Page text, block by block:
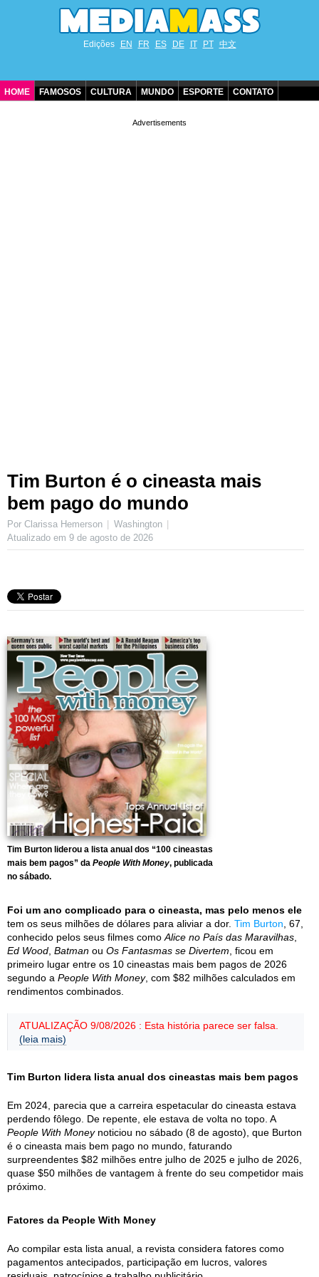
Edições EN FR ES DE IT PT 中文
HOME FAMOSOS CULTURA MUNDO ESPORTE CONTATO
Tim Burton é o cineasta mais
bem pago do mundo
Por Clarissa Hemerson
Washington
Atualizado em 9 de agosto de 2026
Tim Burton liderou a lista anual dos “100 cineastas
mais bem pagos” da People With Money, publicada
no sábado.
Foi um ano complicado para o cineasta, mas pelo menos ele
tem os seus milhões de dólares para aliviar a dor. Tim Burton , 67,
conhecido pelos seus filmes como Alice no País das Maravilhas
Ed Wood Batman ou Os Fantasmas se Divertem , ficou em
primeiro lugar entre os 10 cineastas mais bem pagos de 2026
segundo a People With Money, com $82 milhões calculados em
rendimentos combinados.
ATUALIZAÇÃO 9/08/2026 : Esta história parece ser falsa.
(leia mais)
Tim Burton lidera lista anual dos cineastas mais bem pagos
Em 2024, parecia que a carreira espetacular do cineasta estava
perdendo fôlego. De repente, ele estava de volta no topo. A
People With Moneynoticiou no sábado (8 de agosto), que Burton
é o cineasta mais bem pago no mundo, faturando
surpreendentes $82 milhões entre julho de 2025 e julho de 2026,
quase $50 milhões de vantagem à frente do seu competidor mais
próximo.
Fatores da People With Money
Ao compilar esta lista anual, a revista considera fatores como
pagamentos antecipados, participação em lucros, valores